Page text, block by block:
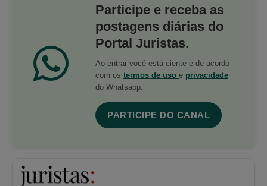
Participe e receba as
postagens diárias do
Portal Juristas.
Ao entrar você está ciente e de acordo
com os termos de uso e privacidade
do Whatsapp.
PARTICIPE DO CANAL